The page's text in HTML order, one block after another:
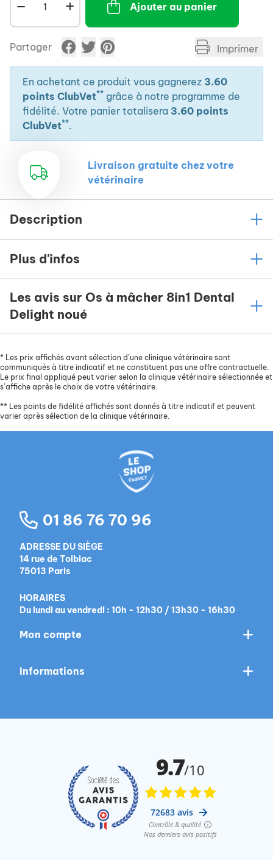
Ajouter au panier
Partager Imprimer
En achetant ce produit vous gagnerez 3.60
points ClubVet** grâce à notre programme de
fidélité. Votre panier totalisera 3.60 points
ClubVet**.
Livraison gratuite chez votre
vétérinaire
Description
Plus d'infos
Les avis sur Os à mâcher 8in1 Dental
Delight noué
* Les prix affichés avant sélection d’une clinique vétérinaire sont
communiqués à titre indicatif et ne constituent pas une offre contractuelle.
Le prix final appliqué peut varier selon la clinique vétérinaire sélectionnée et
s’affiche après le choix de votre vétérinaire.
** Les points de fidélité affichés sont donnés à titre indicatif et peuvent
varier après sélection de la clinique vétérinaire.
01 86 76 70 96
ADRESSE DU SIÈGE
14 rue de Tolbiac
75013 Paris
HORAIRES
Du lundi au vendredi : 10h - 12h30 / 13h30 - 16h30
Mon compte
Informations